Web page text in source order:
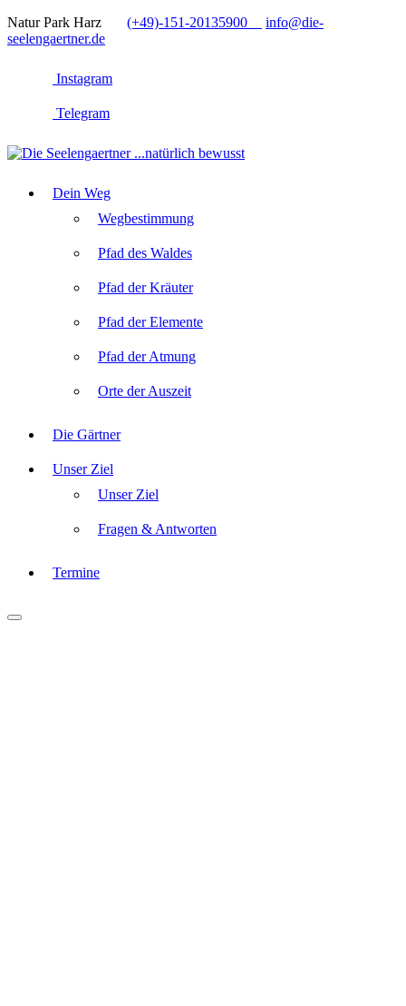
Natur Park Harz (+49)-151-20135900
info@die-
seelengaertner.de
Instagram
Telegram
Dein Weg
Wegbestimmung
Pfad des Waldes
Pfad der Kräuter
Pfad der Elemente
Pfad der Atmung
Orte der Auszeit
Die Gärtner
Unser Ziel
Unser Ziel
Fragen & Antworten
Termine